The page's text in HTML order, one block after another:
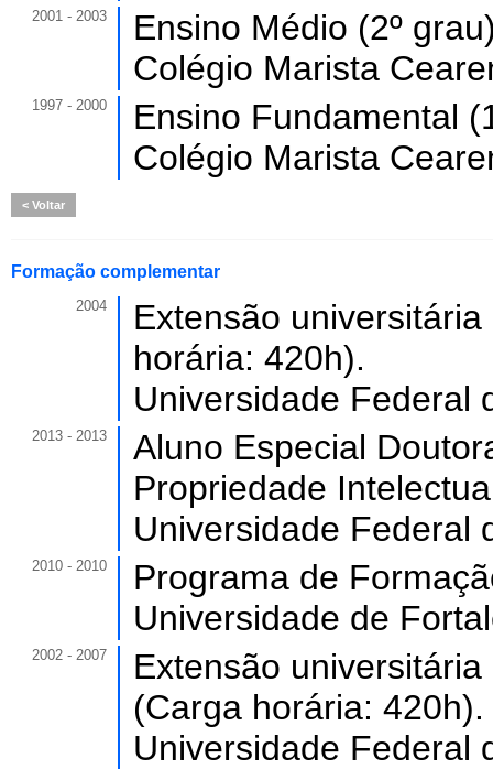
2001 - 2003
Ensino Médio (2º
Colégio Marista
1997 - 2000
Ensino Fundamental
Colégio Marista
Voltar
Formação complementar
2004
Extensão
horária: 420h).
Universidade Federal
2013 - 2013
Aluno Especial
Propriedade
Universidade Federal
2010 - 2010
Programa de
Universidade de
2002 - 2007
Extensão
(Carga horária: 420h).
Universidade Federal